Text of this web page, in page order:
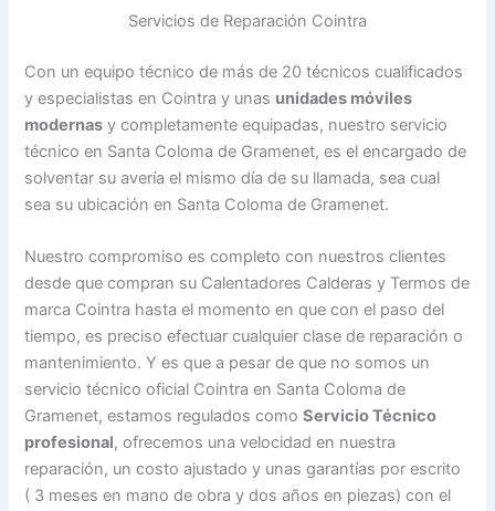
Servicios de Reparación Cointra
Con un equipo técnico de más de 20 técnicos cualificados
y especialistas en Cointra y unas unidades móviles
modernas y completamente equipadas, nuestro servicio
técnico en Santa Coloma de Gramenet, es el encargado de
solventar su avería el mismo día de su llamada, sea cual
sea su ubicación en Santa Coloma de Gramenet.
Nuestro compromiso es completo con nuestros clientes
desde que compran su Calentadores Calderas y Termos de
marca Cointra hasta el momento en que con el paso del
tiempo, es preciso efectuar cualquier clase de reparación o
mantenimiento. Y es que a pesar de que no somos un
servicio técnico oficial Cointra en Santa Coloma de
Gramenet, estamos regulados comoServicio Técnico
profesional, ofrecemos una velocidad en nuestra
reparación, un costo ajustado y unas garantías por escrito
( 3 meses en mano de obra y dos años en piezas) con el